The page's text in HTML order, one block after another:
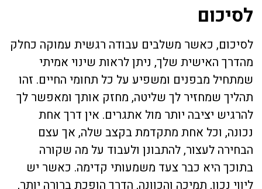
לסיכום
לסיכום, כאשר משלבים עבודה רגשית עמוקה כחלק
מהדרך האישית שלך, ניתן לראות שינוי אמיתי
שמתחיל מבפנים ומשפיע על כל תחומי החיים. זהו
תהליך שמחזיר לך שליטה, מחזק אותך ומאפשר לך
להרגיש יציבה יותר מול אתגרים. אין דרך אחת
נכונה, וכל אחת מתקדמת בקצב שלה, אך עצם
הבחירה לעצור, להתבונן ולעבוד על מה שקורה
בתוכך היא כבר צעד משמעותי קדימה. כאשר יש
ליווי נכון, תמיכה והכוונה, הדרך הופכת ברורה יותר,